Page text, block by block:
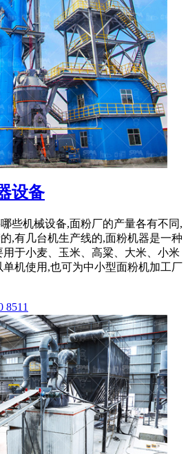
设备
些机械设备,面粉厂的产量各有不同,
,有几台机生产线的,面粉机器是一种
用于小麦、玉米、高粱、大米、小米
机使用,也可为中小型面粉机加工厂
8511